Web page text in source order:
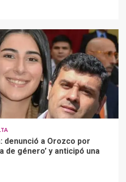
denunció a Orozco por
de género’ y anticipó una